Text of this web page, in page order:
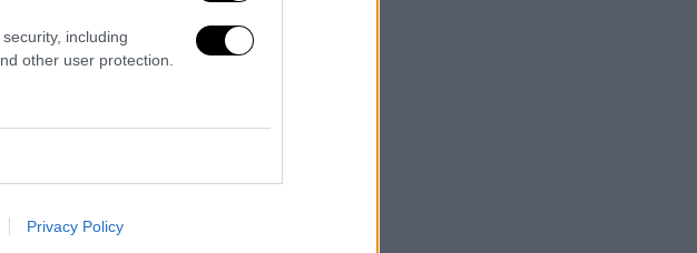
including
other user protection.
Privacy Policy
Ο
την δόση